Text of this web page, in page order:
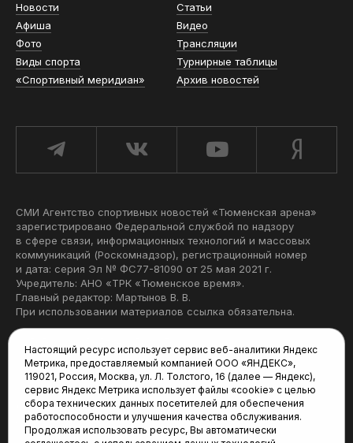
Новости
Статьи
Афиша
Видео
Фото
Трансляции
Виды спорта
Турнирные таблицы
«Спортивный меридиан»
Архив новостей
СМИ Агентство спортивных новостей «Тюменская арена»
зарегистрировано Федеральной службой по надзору
в сфере связи, информационных технологий и массовых
коммуникаций (Роскомнадзор), регистрационный номер
и дата: серия Эл № ФС77-81090 от 25 мая 2021 г.
Учредитель: АНО «ТРК «Тюменское время».
Главный редактор: Мартынов В. В.
При использовании материалов ссылка обязательна.
Редакция:
625035, Тюмень, пр. Геологоразведчиков, 28А
(3452) 68-22-28
tum-arena@mail.ru
Настоящий ресурс использует сервис веб-аналитики Яндекс
Метрика, предоставляемый компанией ООО «ЯНДЕКС»,
119021, Россия, Москва, ул. Л. Толстого, 16 (далее — Яндекс),
сервис Яндекс Метрика использует файлы «cookie» с целью
сбора технических данных посетителей для обеспечения
работоспособности и улучшения качества обслуживания.
Продолжая использовать ресурс, Вы автоматически